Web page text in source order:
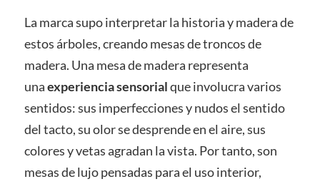
La marca supo interpretar la historia y madera de
estos árboles, creando mesas de troncos de
madera. Una mesa de madera representa
unaexperiencia sensorialque involucra varios
sentidos: sus imperfecciones y nudos el sentido
del tacto, su olor se desprende en el aire, sus
colores y vetas agradan la vista. Por tanto, son
mesas de lujo pensadas para el uso interior,